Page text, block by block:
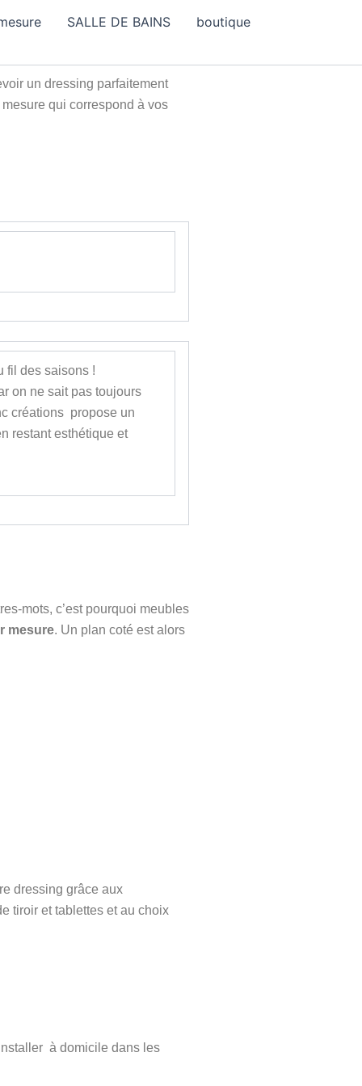
SALLE DE BAINS boutique
un dressing parfaitement
qui correspond à vos
fil des saisons !
on ne sait pas toujours
créations propose un
restant esthétique et
mots, c’est pourquoi meubles
mesure. Un plan coté est alors
dressing grâce aux
tiroir et tablettes et au choix
à domicile dans les